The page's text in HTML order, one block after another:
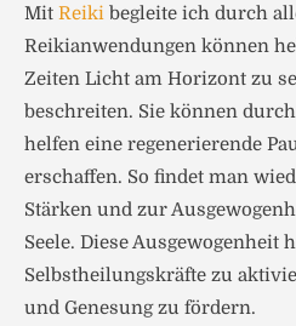
Mit Reiki begleite ich durch
Reikianwendungen können
Zeiten Licht am Horizont zu
beschreiten. Sie können
helfen eine regenerierende
erschaffen. So findet man
Stärken und zur
Seele. Diese Ausgewogenheit
Selbstheilungskräfte zu
und Genesung zu fördern.